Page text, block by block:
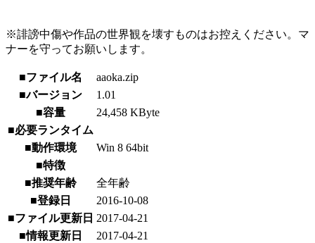
※誹謗中傷や作品の世界観を壊すものはお控えください。マ
ナーを守ってお願いします。
■ファイル名
aaoka.zip
■バージョン
1.01
■容量
24,458 KByte
■必要ランタイム
■動作環境
Win 8 64bit
■特徴
■推奨年齢
全年齢
■登録日
2016-10-08
■ファイル更新日 2017-04-21
■情報更新日
2017-04-21